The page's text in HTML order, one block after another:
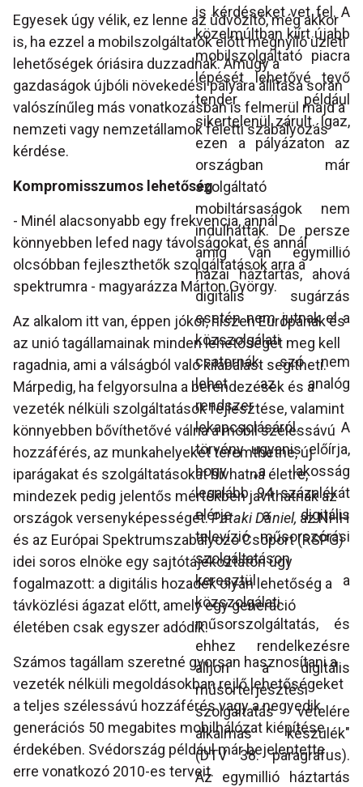
is kérdéseket vet fel. A
közelmúltban kiírt újabb
mobilszolgáltató piacra
lépését lehetővé tevő
tender például
sikertelenül zárult. Igaz,
ezen a pályázaton az
országban már
szolgáltató
mobiltársaságok nem
indulhattak. De persze
amíg van egymillió
hazai háztartás, ahová
digitális sugárzás
esetén nem jutnak el a
közszolgálati
csatornák, szó nem
lehet az analóg
rendszer
lekapcsolásáról. A
törvény ugyanis előírja,
hogy „a lakosság
legalább 94 százalékát
elérje a digitális
televízió műsorszórási
szolgáltatáson
keresztül a
közszolgálati
műsorszolgáltatás, és
ehhez rendelkezésre
álljon a digitális
műsorterjesztési
szolgáltatás vételére
alkalmas készülék"
(DTV 38. paragrafus).
Az egymillió háztartás
Egyesek úgy vélik, ez lenne az üdvözítő, még akkor
is, ha ezzel a mobilszolgáltatók előtt megnyíló üzleti
lehetőségek óriásira duzzadnak. Amúgy a
gazdaságok újbóli növekedési pályára állítása során
valószínűleg más vonatkozásban is felmerül majd a
nemzeti vagy nemzetállamok feletti szabályozás
kérdése.
Kompromisszumos lehetőség
- Minél alacsonyabb egy frekvencia, annál
könnyebben lefed nagy távolságokat, és annál
olcsóbban fejleszthetők szolgáltatások arra a
spektrumra - magyarázza Márton György.
Az alkalom itt van, éppen jókor, hiszen Európának és
az unió tagállamainak minden lehetőséget meg kell
ragadnia, ami a válságból való kilábalást segítheti.
Márpedig, ha felgyorsulna a berendezések és a
vezeték nélküli szolgáltatások fejlesztése, valamint
könnyebben bővíthetővé válna a mobil szélessávú
hozzáférés, az munkahelyeket teremthetne, új
iparágakat és szolgáltatásokat hívhatna életre,
mindezek pedig jelentős mértékben javíthatnák az
országok versenyképességét.Pataki Dániel, az NHH
és az Európai Spektrumszabályozó Csoport (RSPG)
idei soros elnöke egy sajtótájékoztatón úgy
fogalmazott: a digitális hozadék olyan lehetőség a
távközlési ágazat előtt, amely egy generáció
életében csak egyszer adódik.
Számos tagállam szeretné gyorsan hasznosítani a
vezeték nélküli megoldásokban rejlő lehetőségeket
a teljes szélessávú hozzáférés vagy a negyedik
generációs 50 megabites mobilhálózat kiépítése
érdekében. Svédország például már bejelentette
erre vonatkozó 2010-es terveit.